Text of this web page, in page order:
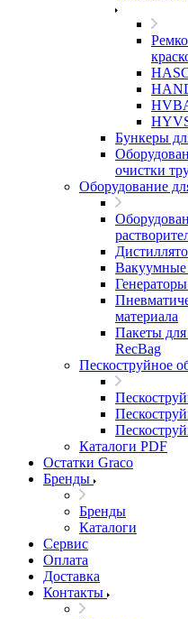
Бункеры
очистки
Оборудование
Вакуумные
материала
Пакеты для
RecBag
Пескоструйное
Каталоги PDF
Остатки Graco
Бренды
Бренды
Каталоги
Сервис
Оплата
Доставка
Контакты